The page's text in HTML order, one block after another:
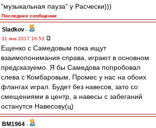
"музыкальная пауза" у Расчески)))
Последнее сообщение
Sladkov -
31 янв 2017 16:53
Ещенко с Самедовым пока ищут
взаимопонимания справа, играют в основном
предсказуемо. Я бы Самедова попробовал
слева с Комбаровым, Промес у нас на обоих
флангах играл. Будет без навесов, зато со
смещениями в центр, а навесы с забеганий
останутся Навесову(ц)
BM1964 -